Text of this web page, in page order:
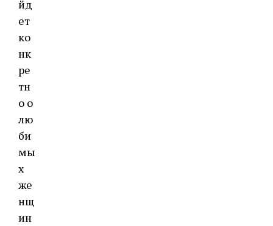
йд
ет
ко
нк
ре
тн
о о
лю
би
мы
х
же
нщ
ин